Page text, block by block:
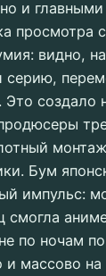
и главными
просмотра
видно,
серию,
Это создало
Бум
импульс:
смогла
по ночам
и массово